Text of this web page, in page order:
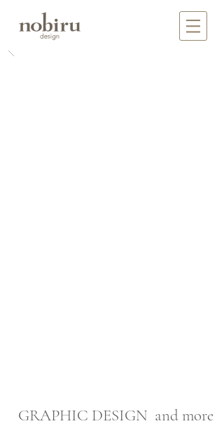
GRAPHIC DESIGN and more